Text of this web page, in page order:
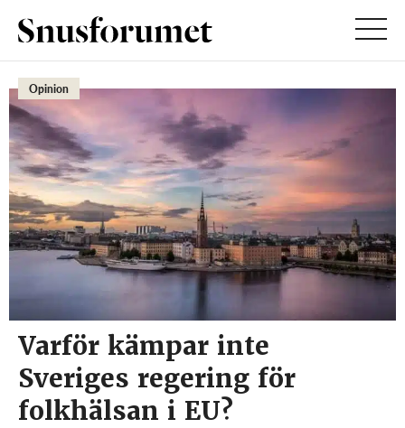
Opinion
Varför kämpar inte
Sveriges regering för
folkhälsan i EU?